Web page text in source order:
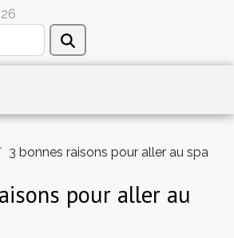
3 bonnes raisons pour aller au spa
pour aller au